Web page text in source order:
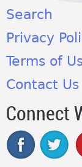
Search
Privacy
Terms of
Contact Us
Connect